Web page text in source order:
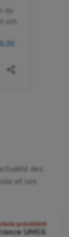
des
et ses
précédent
UNSS